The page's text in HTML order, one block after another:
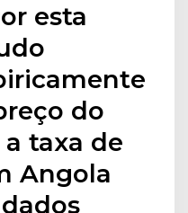
esta
do
taxa de
Angola